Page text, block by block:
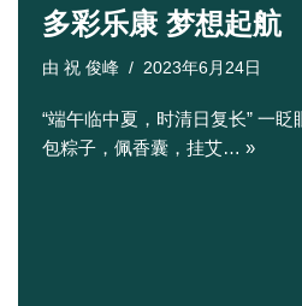
多彩乐康 梦想起航
由 祝 俊峰 2023年6月24日
“端午临中夏，时清日复长” 一眨
包粽子，佩香囊，挂艾… »